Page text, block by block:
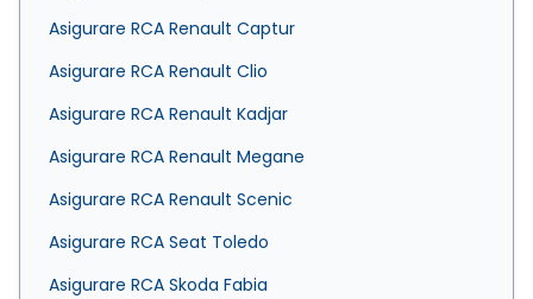
Asigurare RCA Renault Captur
Asigurare RCA Renault Clio
Asigurare RCA Renault Kadjar
Asigurare RCA Renault Megane
Asigurare RCA Renault Scenic
Asigurare RCA Seat Toledo
Asigurare RCA Skoda Fabia